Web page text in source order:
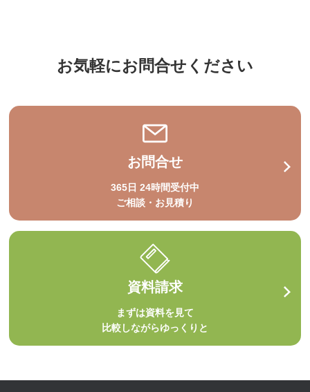
お気軽にお問合せください
お問合せ
365日 24時間受付中
ご相談・お見積り
資料請求
まずは資料を見て
比較しながらゆっくりと